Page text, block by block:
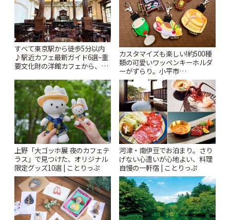
すべて東京駅から徒歩5分以内
♪駅近カフェ最新ガイド6選~重
要文化財の洋館カフェから、改
りっぷ
カスタマイズも楽しい!約500種
類の可愛いワッペンキーホルダ
ーがずらり。小平市
「Kimamaya T&K」 | ことりっ
ぷ
上野「大ゴッホ展 夜のカフェテ
ラス」で見つけた、オリジナル
限定グッズ10選 | ことりっぷ
河津・南伊豆でお泊まり。さり
げない心遣いが心地よい、料理
自慢の一軒宿 | ことりっぷ